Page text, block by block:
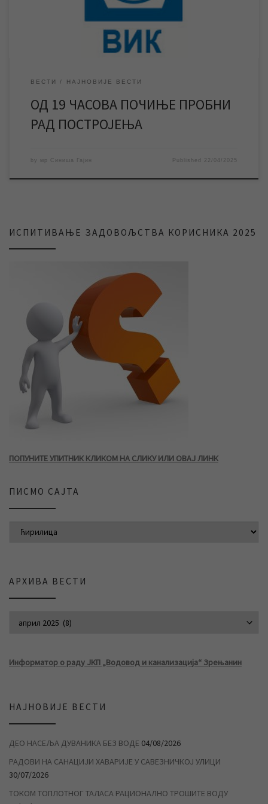
радом. У наредним данима вршиће се провера система […]
ВЕСТИ НАЈНОВИЈЕ ВЕСТИ
ОД 19 ЧАСОВА ПОЧИЊЕ ПРОБНИ
РАД ПОСТРОЈЕЊА
by мр Синиша Гајин Published 22/04/2025
ИСПИТИВАЊЕ ЗАДОВОЉСТВА КОРИСНИКА 2025
ПОПУНИТЕ УПИТНИК КЛИКОМ НА СЛИКУ ИЛИ ОВАЈ ЛИНК
ПИСМО САЈТА
АРХИВА ВЕСТИ
Информатор о раду ЈКП „Водовод и канализација“ Зрењанин
НАЈНОВИЈЕ ВЕСТИ
ДЕО НАСЕЉА ДУВАНИКА БЕЗ ВОДЕ 04/08/2026
РАДОВИ НА САНАЦИЈИ ХАВАРИЈЕ У САВЕЗНИЧКОЈ УЛИЦИ
30/07/2026
ТОКОМ ТОПЛОТНОГ ТАЛАСА РАЦИОНАЛНО ТРОШИТЕ ВОДУ